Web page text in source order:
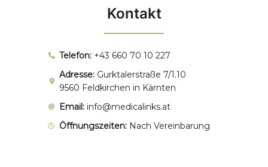
Kontakt
Telefon:+43 660 70 10 227
Adresse:Gurktalerstraße 7/1.10
9560 Feldkirchen in Kärnten
Email:info@medicalinks.at
Öffnungszeiten:Nach Vereinbarung